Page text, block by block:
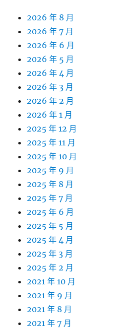
2026 年 8 月
2026 年 7 月
2026 年 6 月
2026 年 5 月
2026 年 4 月
2026 年 3 月
2026 年 2 月
2026 年 1 月
2025 年 12 月
2025 年 11 月
2025 年 10 月
2025 年 9 月
2025 年 8 月
2025 年 7 月
2025 年 6 月
2025 年 5 月
2025 年 4 月
2025 年 3 月
2025 年 2 月
2021 年 10 月
2021 年 9 月
2021 年 8 月
2021 年 7 月